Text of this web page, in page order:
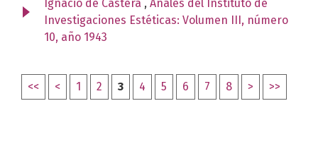
Ignacio de Castera , Anales del Instituto de
Investigaciones Estéticas: Volumen III, número
10, año 1943
<< < 1 2 3 4 5 6 7 8 > >>